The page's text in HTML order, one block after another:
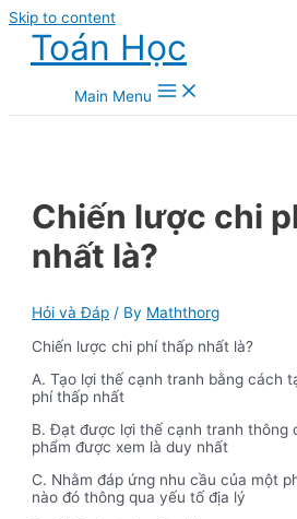
Skip to content
Toán Học
Main Menu
Chiến lược chi
nhất là?
Hỏi và Đáp / By Maththorg
Chiến lược chi phí thấp nhất là?
A. Tạo lợi thế cạnh tranh bằng cách
phí thấp nhất
B. Đạt được lợi thế cạnh tranh thông
phẩm được xem là duy nhất
C. Nhằm đáp ứng nhu cầu của một
nào đó thông qua yếu tố địa lý